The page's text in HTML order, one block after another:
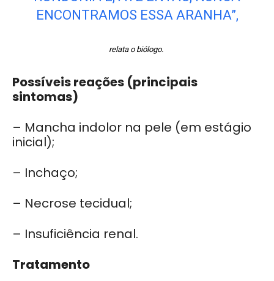
ENCONTRAMOS ESSA ARANHA”,
relata o biólogo.
Possíveis reações (principais
sintomas)
– Mancha indolor na pele (em estágio
inicial);
– Inchaço;
– Necrose tecidual;
– Insuficiência renal.
Tratamento